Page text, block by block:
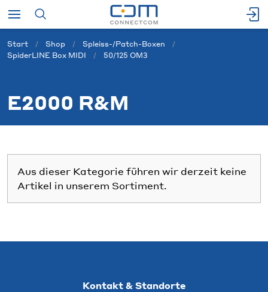
Start Shop
Spleiss-/Patch-Boxen
SpiderLINE Box MIDI
50/125 OM3
E2000 R&M
Aus dieser Kategorie führen wir derzeit keine
Artikel in unserem Sortiment.
Kontakt & Standorte